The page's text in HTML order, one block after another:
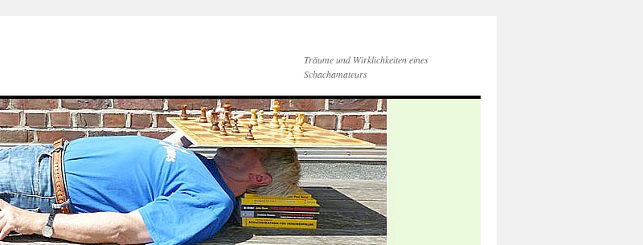
Träume und Wirklichkeiten eines
Schachamateurs